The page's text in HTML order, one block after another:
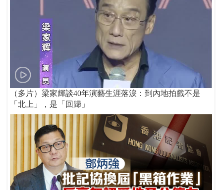
（多片）梁家輝談40年演藝生涯落淚：到內地拍戲不是
「北上」，是「回歸」